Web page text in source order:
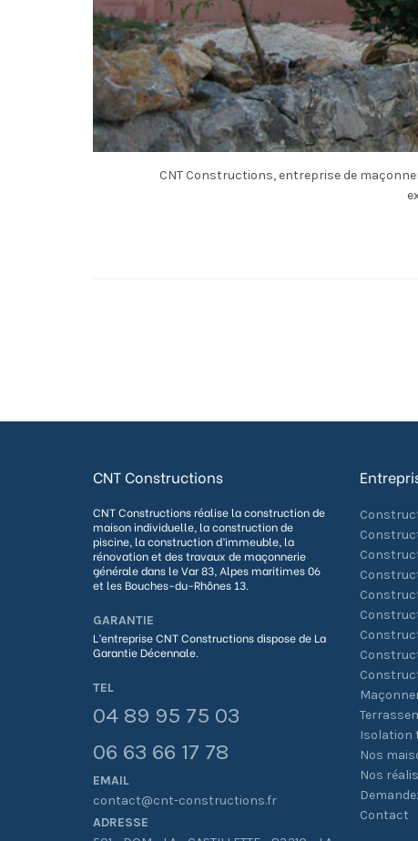
CNT Constructions, entreprise de
CNT Constructions
CNT Constructions réalise la construction de
maison individuelle, la construction de
piscine, la construction d’immeuble, la
rénovation et des travaux de maçonnerie
générale dans le Var 83, Alpes maritimes 06
et les Bouches-du-Rhônes 13.
GARANTIE
L’entreprise CNT Constructions dispose de La
Garantie Décennale.
TEL
04 89 95 75 03
06 63 66 17 78
EMAIL
contact@cnt-constructions.fr
ADRESSE
Isolation
Nos
Nos
Contact